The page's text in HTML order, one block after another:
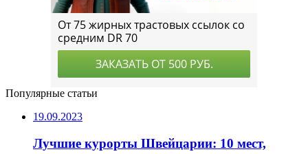
Популярные статьи
19.09.2023
Лучшие курорты Швейцарии: 10 мест,